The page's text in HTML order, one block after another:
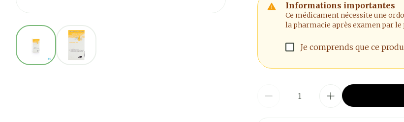
View larger imageView larger image
Informations importantes
Ce médicament nécessite une
la pharmacie après examen par le
Je comprends que ce